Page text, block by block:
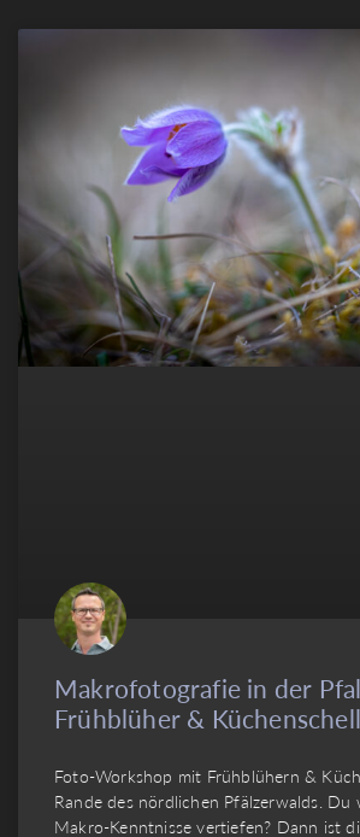
Makrofotografie in der
Frühblüher &
Foto-Workshop mit Frühblühern &
Rande des nördlichen Pfälzerwalds. Du
Makro-Kenntnisse vertiefen? Dann ist